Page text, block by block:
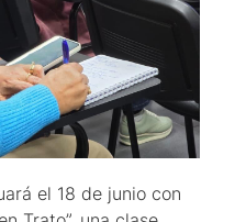
el 18 de junio con